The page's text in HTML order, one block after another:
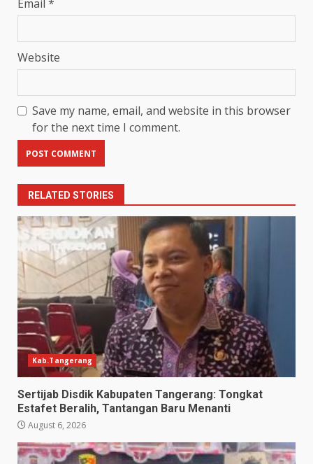
Email *
Website
Save my name, email, and website in this browser
for the next time I comment.
RELATED STORIES
Kab.Tangerang
Sertijab Disdik Kabupaten Tangerang: Tongkat
Estafet Beralih, Tantangan Baru Menanti
August 6, 2026